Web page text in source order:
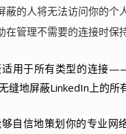
蔽的人将无法访问你的个
在管理不需要的连接时保
适用于所有类型的连接
缝地屏蔽LinkedIn上的所
自信地策划你的专业网